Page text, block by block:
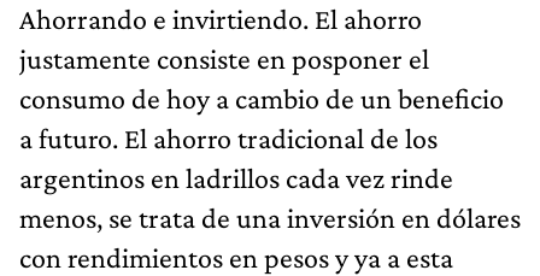
Ahorrando e invirtiendo. El ahorro
justamente consiste en posponer el
consumo de hoy a cambio de un beneficio
a futuro. El ahorro tradicional de los
argentinos en ladrillos cada vez rinde
menos, se trata de una inversión en dólares
con rendimientos en pesos y ya a esta